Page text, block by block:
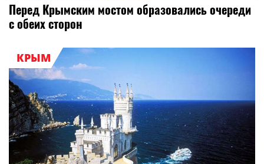
Перед Крымским мостом образовались очереди
с обеих сторон
КРЫМ